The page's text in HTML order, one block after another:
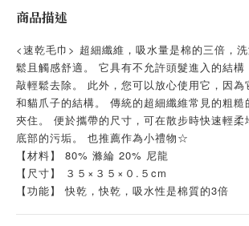
商品描述
<速乾毛巾> 超細纖維，吸水量是棉的三倍，
鬆且觸感舒適。 它具有不允許頭髮進入的結構
敲輕鬆去除。 此外，您可以放心使用它，因為
和貓爪子的結構。 傳統的超細纖維常見的粗糙
夾住。 便於攜帶的尺寸，可在散步時快速輕柔
底部的污垢。 也推薦作為小禮物☆
【材料】 80% 滌綸 20% 尼龍
【尺寸】 ３５×３５×０.５cm
【功能】 快乾，快乾，吸水性是棉質的3倍